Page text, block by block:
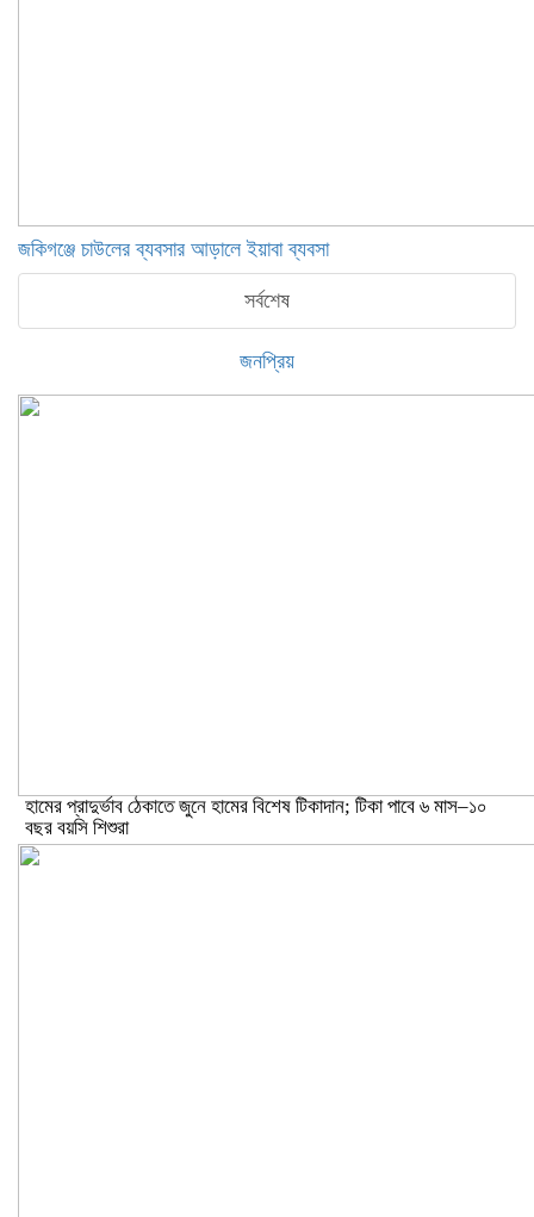
জকিগঞ্জে চাউলের ব্যবসার আড়ালে ইয়াবা ব্যবসা
সর্বশেষ
জনপ্রিয়
হামের প্রাদুর্ভাব ঠেকাতে জুনে হামের বিশেষ টিকাদান; টিকা পাবে ৬ মাস–১০
বছর বয়সি শিশুরা